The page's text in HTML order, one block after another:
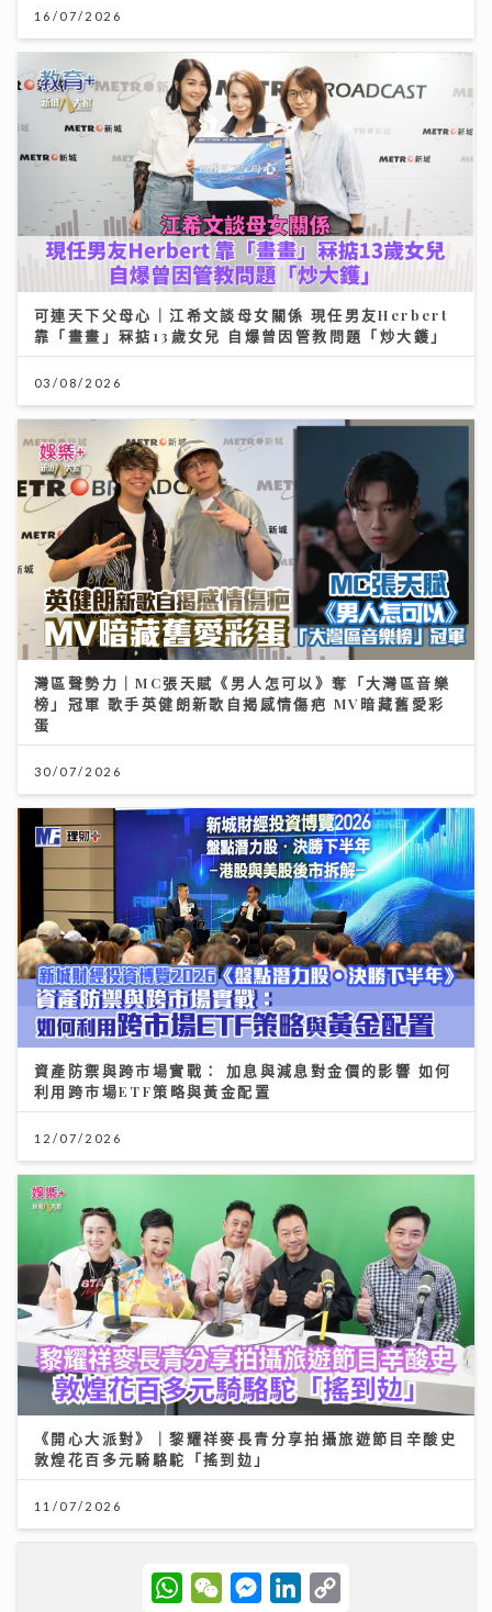
16/07/2026
可連天下父母心｜江希文談母女關係 現任男友Herbert
靠「畫畫」冧掂13歲女兒 自爆曾因管教問題「炒大鑊」
03/08/2026
灣區聲勢力｜MC張天賦《男人怎可以》奪「大灣區音樂
榜」冠軍 歌手英健朗新歌自揭感情傷疤 MV暗藏舊愛彩
蛋
30/07/2026
資產防禦與跨市場實戰： 加息與減息對金價的影響 如何
利用跨市場ETF策略與黃金配置
12/07/2026
《開心大派對》｜黎耀祥麥長青分享拍攝旅遊節目辛酸史
敦煌花百多元騎駱駝「搖到攰」
11/07/2026
W
h
W
e
M
e
L